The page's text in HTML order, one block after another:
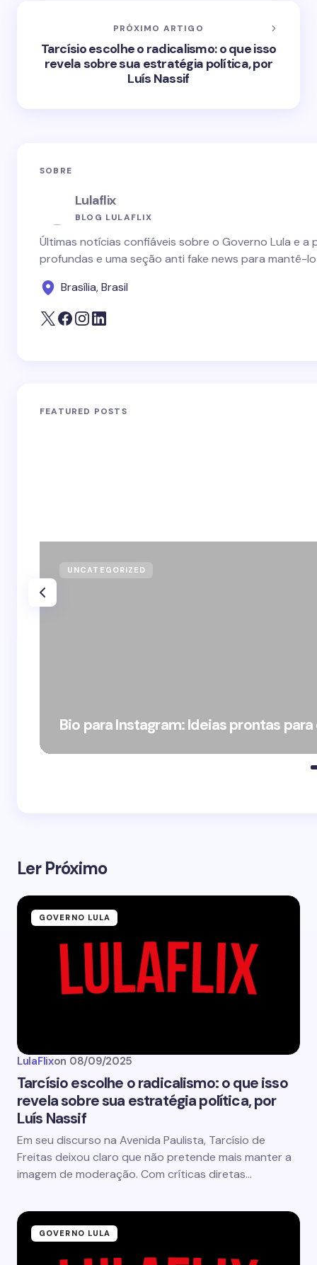
PRÓXIMO ARTIGO
Tarcísio escolhe o radicalismo: o que isso
revela sobre sua estratégia política, por
Luís Nassif
SOBRE
Lulaflix
BLOG LULAFLIX
Últimas notícias confiáveis sobre o Governo Lula e
profundas e uma seção anti fake news para mantê-
Brasília, Brasil
FEATURED POSTS
UNCATEGORIZED
Bio para Instagram: Ideias prontas
Ler Próximo
GOVERNO LULA
LulaFlixon 08/09/2025
Tarcísio escolhe o radicalismo: o que isso
revela sobre sua estratégia política, por
Luís Nassif
Em seu discurso na Avenida Paulista, Tarcísio de
Freitas deixou claro que não pretende mais manter a
imagem de moderação. Com críticas diretas…
GOVERNO LULA